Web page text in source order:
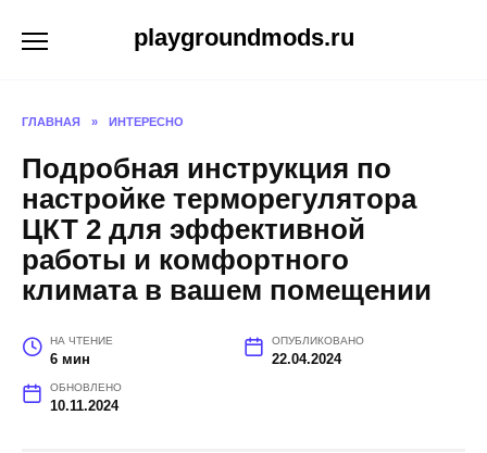
playgroundmods.ru
ГЛАВНАЯ » ИНТЕРЕСНО
Подробная инструкция по
настройке терморегулятора
ЦКТ 2 для эффективной
работы и комфортного
климата в вашем помещении
НА ЧТЕНИЕ
6 мин
ОПУБЛИКОВАНО
22.04.2024
ОБНОВЛЕНО
10.11.2024